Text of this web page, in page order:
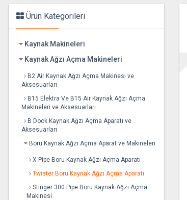
Ürün Kategorileri
Kaynak Makineleri
Kaynak Ağzı Açma Makineleri
B2 Air Kaynak Ağzı Açma Makinesi ve
Aksesuarları
B15 Elektra Ve B15 Air Kaynak Ağzı Açma
Makineleri ve Aksesuarları
B Dock Kaynak Ağzı Açma Aparatı ve
Aksesuarları
Boru Kaynak Ağzı Açma Aparat ve Makineleri
X Pipe Boru Kaynak Ağzı Açma Aparatı
Twister Boru Kaynak Ağzı Açma Aparatı
Stinger 300 Pipe Boru Kaynak Ağzı Açma
Makinesi